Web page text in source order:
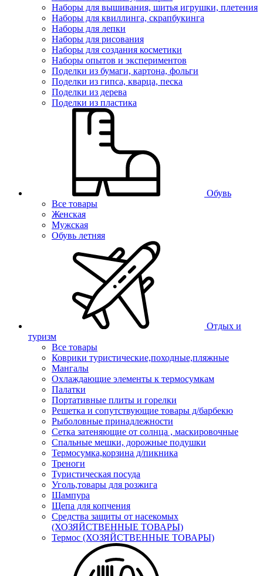
Наборы для вышивания, шитья игрушки, плетения
Наборы для квиллинга, скрапбукинга
Наборы для лепки
Наборы для рисования
Наборы для создания косметики
Наборы опытов и экспериментов
Поделки из бумаги, картона, фольги
Поделки из гипса, кварца, песка
Поделки из дерева
Поделки из пластика
Обувь
Все товары
Женская
Мужская
Обувь летняя
Отдых и
туризм
Все товары
Коврики туристические,походные,пляжные
Мангалы
Охлаждающие элементы к термосумкам
Палатки
Портативные плиты и горелки
Решетка и сопутствующие товары д/барбекю
Рыболовные принадлежности
Сетка затеняющие от солнца , маскировочные
Спальные мешки, дорожные подушки
Термосумка,корзина д/пикника
Треноги
Туристическая посуда
Уголь,товары для розжига
Шампура
Щепа для копчения
Средства защиты от насекомых
(ХОЗЯЙСТВЕННЫЕ ТОВАРЫ)
Термос (ХОЗЯЙСТВЕННЫЕ ТОВАРЫ)